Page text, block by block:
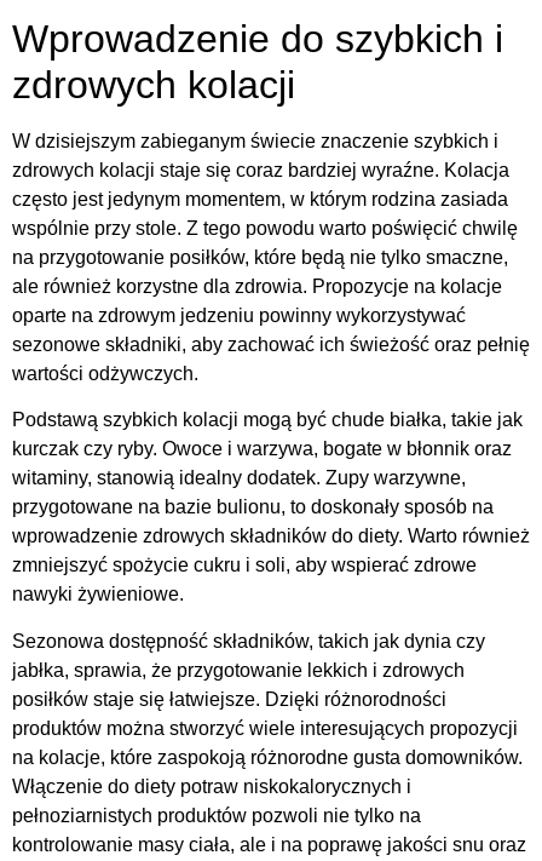
Wprowadzenie do szybkich i
zdrowych kolacji
W dzisiejszym zabieganym świecie znaczenie szybkich i
zdrowych kolacji staje się coraz bardziej wyraźne. Kolacja
często jest jedynym momentem, w którym rodzina zasiada
wspólnie przy stole. Z tego powodu warto poświęcić chwilę
na przygotowanie posiłków, które będą nie tylko smaczne,
ale również korzystne dla zdrowia. Propozycje na kolacje
oparte na zdrowym jedzeniu powinny wykorzystywać
sezonowe składniki, aby zachować ich świeżość oraz pełnię
wartości odżywczych.
Podstawą szybkich kolacji mogą być chude białka, takie jak
kurczak czy ryby. Owoce i warzywa, bogate w błonnik oraz
witaminy, stanowią idealny dodatek. Zupy warzywne,
przygotowane na bazie bulionu, to doskonały sposób na
wprowadzenie zdrowych składników do diety. Warto również
zmniejszyć spożycie cukru i soli, aby wspierać zdrowe
nawyki żywieniowe.
Sezonowa dostępność składników, takich jak dynia czy
jabłka, sprawia, że przygotowanie lekkich i zdrowych
posiłków staje się łatwiejsze. Dzięki różnorodności
produktów można stworzyć wiele interesujących propozycji
na kolacje, które zaspokoją różnorodne gusta domowników.
Włączenie do diety potraw niskokalorycznych i
pełnoziarnistych produktów pozwoli nie tylko na
kontrolowanie masy ciała, ale i na poprawę jakości snu oraz